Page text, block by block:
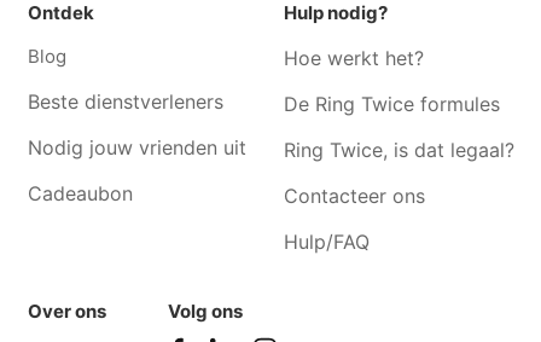
Scheldewindeke
Hondenoppas Gentbrugge
Hondenoppas Berlare
Hondenoppas Erpe-mere
Hondenoppas Beervelde
Hondenoppas Ledeberg
Ontdek
Blog
Beste dienstverleners
Nodig jouw vrienden uit
Cadeaubon
Hulp nodig?
Hoe werkt het?
De Ring Twice formules
Ring Twice, is dat legaal?
Contacteer ons
Hulp/FAQ
Over ons Volg ons